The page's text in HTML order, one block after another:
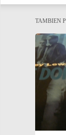
TAMBIEN